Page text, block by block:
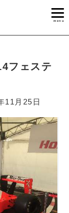
menu
フェステ
11月25日